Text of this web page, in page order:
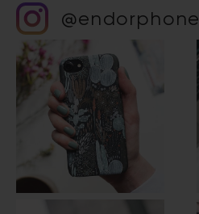
@endorphone